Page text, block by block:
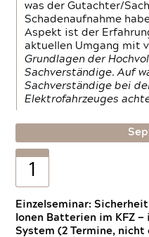
was der Gutachter/
Schadenaufnahme
Aspekt ist der
aktuellen Umgang mit
Grundlagen der
Sachverständige. Auf
Sachverständige bei
Elektrofahrzeuges
1
Einzelseminar:
Ionen Batterien im KFZ
System (2 Termine, nicht